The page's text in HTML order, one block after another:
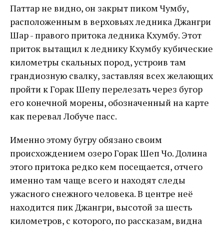
Паттар не видно, он закрыт пиком Чумбу,
расположенным в верховьях ледника Джангри
Шар - правого притока ледника Кхумбу. Этот
приток вытащил к леднику Кхумбу кубические
километры скальных пород, устроив там
грандиозную свалку, заставляя всех желающих
пройти к Горак Шепу перелезать через бугор
его конечной морены, обозначенный на карте
как перевал Лобуче пасс.
Именно этому бугру обязано своим
происхождением озеро Горак Шеп Чо. Долина
этого притока редко кем посещается, отчего
именно там чаще всего и находят следы
ужасного снежного человека. В центре неё
находится пик Джангри, высотой за шесть
километров, с которого, по рассказам, видна